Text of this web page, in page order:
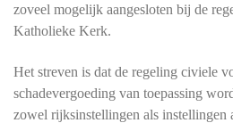
zoveel mogelijk aangesloten bij de
Katholieke Kerk.
Het streven is dat de regeling civiele
schadevergoeding van toepassing
zowel rijksinstellingen als instellingen